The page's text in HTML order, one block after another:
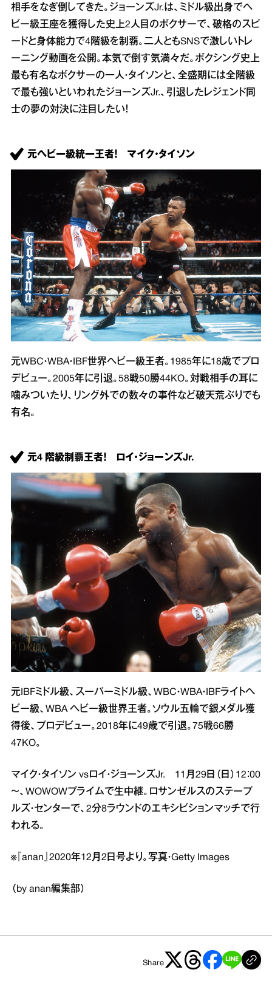
相手をなぎ倒してきた。ジョーンズJr.は、ミドル級出身でヘ
ビー級王座を獲得した史上2人目のボクサーで、破格のスピ
ードと身体能力で4階級を制覇。二人ともSNSで激しいトレ
ーニング動画を公開。本気で倒す気満々だ。ボクシング史上
最も有名なボクサーの一人・タイソンと、全盛期には全階級
で最も強いといわれたジョーンズJr.、引退したレジェンド同
士の夢の対決に注目したい！
元ヘビー級統一王者！ マイク・タイソン
元WBC・WBA・IBF世界ヘビー級王者。1985年に18歳でプロ
デビュー。2005年に引退。58戦50勝44KO。対戦相手の耳に
噛みついたり、リング外での数々の事件など破天荒ぶりでも
有名。
元4 階級制覇王者！ ロイ・ジョーンズJr.
元IBFミドル級、スーパーミドル級、WBC・WBA・IBFライトヘ
ビー級、WBA ヘビー級世界王者。ソウル五輪で銀メダル獲
得後、プロデビュー。2018年に49歳で引退。75戦66勝
47KO。
マイク・タイソン vsロイ・ジョーンズJr. 11月29日（日）12：00
～、WOWOWプライムで生中継。ロサンゼルスのステープ
ルズ・センターで、2分8ラウンドのエキシビションマッチで行
われる。
※『anan』2020年12月2日号より。写真・Getty Images
（by anan編集部）
Share